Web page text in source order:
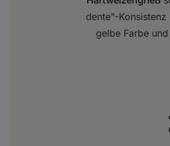
dente"-
gelbe Farbe